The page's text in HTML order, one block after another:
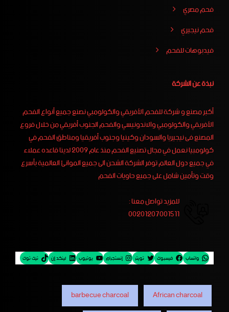
فحم مصري
فحم نيجيري
فيدبوهات للفحم
نبذة عن الشركة
أكبر مصنع و شركة للفحم الأفريقي والكولومبي نصنع جميع أنواع الفحم
الأفريقي والكولومبي والاندونيسي والفحم الجنوب أفريقي من خلال فروع
المصنع فى نيجيريا والسودان وكينيا وجنوب أفريقيا ومناطق الفحم في
كولومبيا نعمل في مجال تصنيع الفحم منذ عام 2009 لدينا قاعده عملاء
في جميع دول العالم توفر الشركة الشحن الى جميع الموانئ العالمية بأسرع
وقت وتأمين شامل على جميع حاويات الفحم
للمزيد تواصل معنا :
00201207001511
واتساب فيسبوك تويتر إنستجرام يوتيوب لينكد إن تيك توك
African charcoal
barbecue charcoal